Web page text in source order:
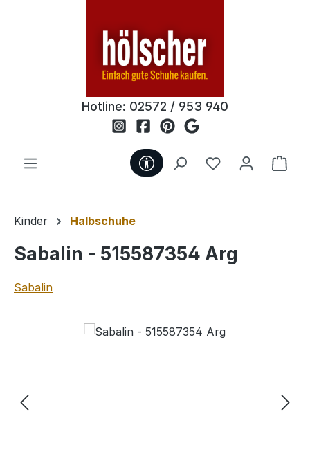
Hotline: 02572 / 953 940
Werkzeugleiste anzeigen
Du hast 0
Kinder Halbschuhe
Sabalin - 515587354 Arg
Sabalin
Bildergalerie überspringen